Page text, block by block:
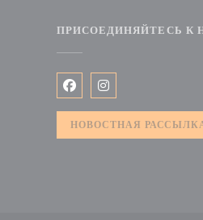
ПРИСОЕДИНЯЙТЕСЬ К
Facebook ((открывается
Instagram
НОВОСТНАЯ